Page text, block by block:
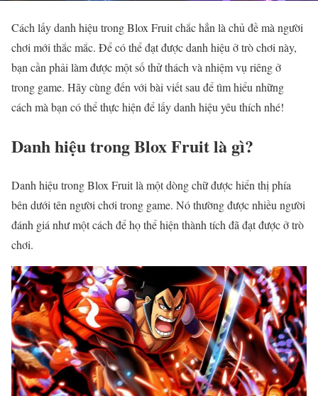
Cách lấy danh hiệu trong Blox Fruit chắc hẳn là chủ đề mà người
chơi mới thắc mắc. Để có thể đạt được danh hiệu ở trò chơi này,
bạn cần phải làm được một số thử thách và nhiệm vụ riêng ở
trong game. Hãy cùng đến với bài viết sau để tìm hiểu những
cách mà bạn có thể thực hiện để lấy danh hiệu yêu thích nhé!
Danh hiệu trong Blox Fruit là gì?
Danh hiệu trong Blox Fruit là một dòng chữ được hiển thị phía
bên dưới tên người chơi trong game. Nó thường được nhiều người
đánh giá như một cách để họ thể hiện thành tích đã đạt được ở trò
chơi.